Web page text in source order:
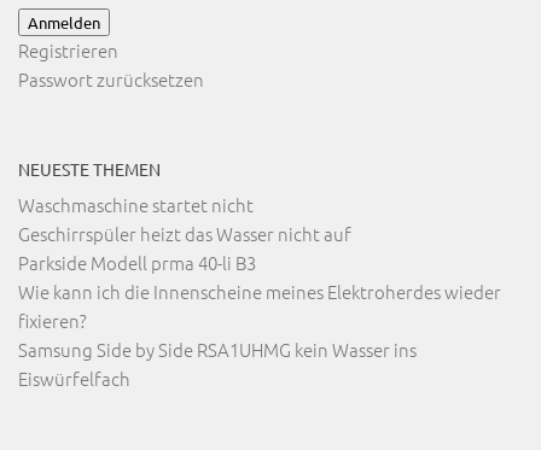
Anmelden
Registrieren
Passwort zurücksetzen
NEUESTE THEMEN
Waschmaschine startet nicht
Geschirrspüler heizt das Wasser nicht auf
Parkside Modell prma 40-li B3
Wie kann ich die Innenscheine meines Elektroherdes wieder
fixieren?
Samsung Side by Side RSA1UHMG kein Wasser ins
Eiswürfelfach